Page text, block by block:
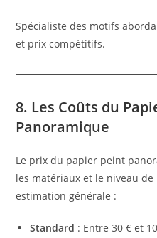
Spécialiste des motifs
et prix compétitifs.
8. Les Coûts du
Panoramique
Le prix du papier peint
les matériaux et le niveau
estimation générale :
Standard : Entre 30 € et